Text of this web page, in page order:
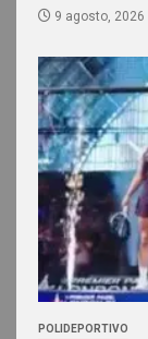
9 agosto, 2026
POLIDEPORTIVO